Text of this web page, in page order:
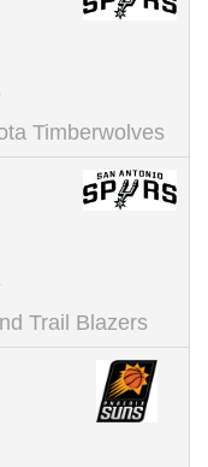
Timberwolves
Trail Blazers